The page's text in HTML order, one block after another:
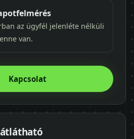
az ügyfél jelenléte nélküli
van.
Kapcsolat